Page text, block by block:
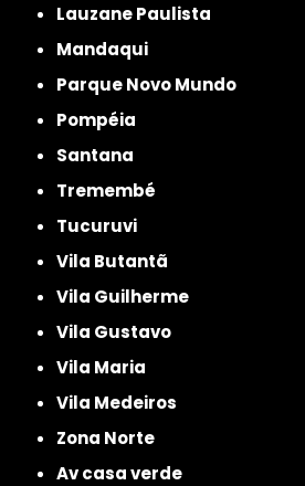
Lauzane Paulista
Mandaqui
Parque Novo Mundo
Pompéia
Santana
Tremembé
Tucuruvi
Vila Butantã
Vila Guilherme
Vila Gustavo
Vila Maria
Vila Medeiros
Zona Norte
av casa verde